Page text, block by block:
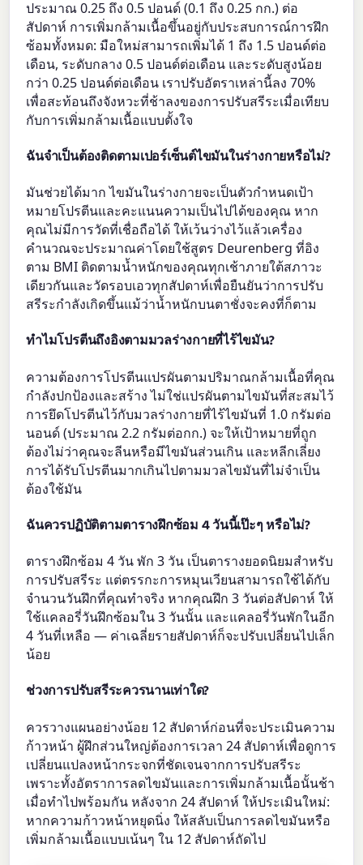
ประมาณ 0.25 ถึง 0.5 ปอนด์ (0.1 ถึง 0.25 กก.) ต่อ
สัปดาห์ การเพิ่มกล้ามเนื้อขึ้นอยู่กับประสบการณ์การฝึก
ซ้อมทั้งหมด: มือใหม่สามารถเพิ่มได้ 1 ถึง 1.5 ปอนด์ต่อ
เดือน, ระดับกลาง 0.5 ปอนด์ต่อเดือน และระดับสูงน้อย
กว่า 0.25 ปอนด์ต่อเดือน เราปรับอัตราเหล่านี้ลง 70%
เพื่อสะท้อนถึงจังหวะที่ช้าลงของการปรับสรีระเมื่อเทียบ
กับการเพิ่มกล้ามเนื้อแบบตั้งใจ
ฉันจำเป็นต้องติดตามเปอร์เซ็นต์ไขมันในร่างกายหรือไม่?
มันช่วยได้มาก ไขมันในร่างกายจะเป็นตัวกำหนดเป้า
หมายโปรตีนและคะแนนความเป็นไปได้ของคุณ หาก
คุณไม่มีการวัดที่เชื่อถือได้ ให้เว้นว่างไว้แล้วเครื่อง
คำนวณจะประมาณค่าโดยใช้สูตร Deurenberg ที่อิง
ตาม BMI ติดตามน้ำหนักของคุณทุกเช้าภายใต้สภาวะ
เดียวกันและวัดรอบเอวทุกสัปดาห์เพื่อยืนยันว่าการปรับ
สรีระกำลังเกิดขึ้นแม้ว่าน้ำหนักบนตาชั่งจะคงที่ก็ตาม
ทำไมโปรตีนถึงอิงตามมวลร่างกายที่ไร้ไขมัน?
ความต้องการโปรตีนแปรผันตามปริมาณกล้ามเนื้อที่คุณ
กำลังปกป้องและสร้าง ไม่ใช่แปรผันตามไขมันที่สะสมไว้
การยึดโปรตีนไว้กับมวลร่างกายที่ไร้ไขมันที่ 1.0 กรัมต่อ
นอนด์ (ประมาณ 2.2 กรัมต่อกก.) จะให้เป้าหมายที่ถูก
ต้องไม่ว่าคุณจะลีนหรือมีไขมันส่วนเกิน และหลีกเลี่ยง
การได้รับโปรตีนมากเกินไปตามมวลไขมันที่ไม่จำเป็น
ต้องใช้มัน
ฉันควรปฏิบัติตามตารางฝึกซ้อม 4 วันนี้เป๊ะๆ หรือไม่?
ตารางฝึกซ้อม 4 วัน พัก 3 วัน เป็นตารางยอดนิยมสำหรับ
การปรับสรีระ แต่ตรรกะการหมุนเวียนสามารถใช้ได้กับ
จำนวนวันฝึกที่คุณทำจริง หากคุณฝึก 3 วันต่อสัปดาห์ ให้
ใช้แคลอรี่วันฝึกซ้อมใน 3 วันนั้น และแคลอรี่วันพักในอีก
4 วันที่เหลือ — ค่าเฉลี่ยรายสัปดาห์ก็จะปรับเปลี่ยนไปเล็ก
น้อย
ช่วงการปรับสรีระควรนานเท่าใด?
ควรวางแผนอย่างน้อย 12 สัปดาห์ก่อนที่จะประเมินความ
ก้าวหน้า ผู้ฝึกส่วนใหญ่ต้องการเวลา 24 สัปดาห์เพื่อดูการ
เปลี่ยนแปลงหน้ากระจกที่ชัดเจนจากการปรับสรีระ
เพราะทั้งอัตราการลดไขมันและการเพิ่มกล้ามเนื้อนั้นช้า
เมื่อทำไปพร้อมกัน หลังจาก 24 สัปดาห์ ให้ประเมินใหม่:
หากความก้าวหน้าหยุดนิ่ง ให้สลับเป็นการลดไขมันหรือ
เพิ่มกล้ามเนื้อแบบเน้นๆ ใน 12 สัปดาห์ถัดไป